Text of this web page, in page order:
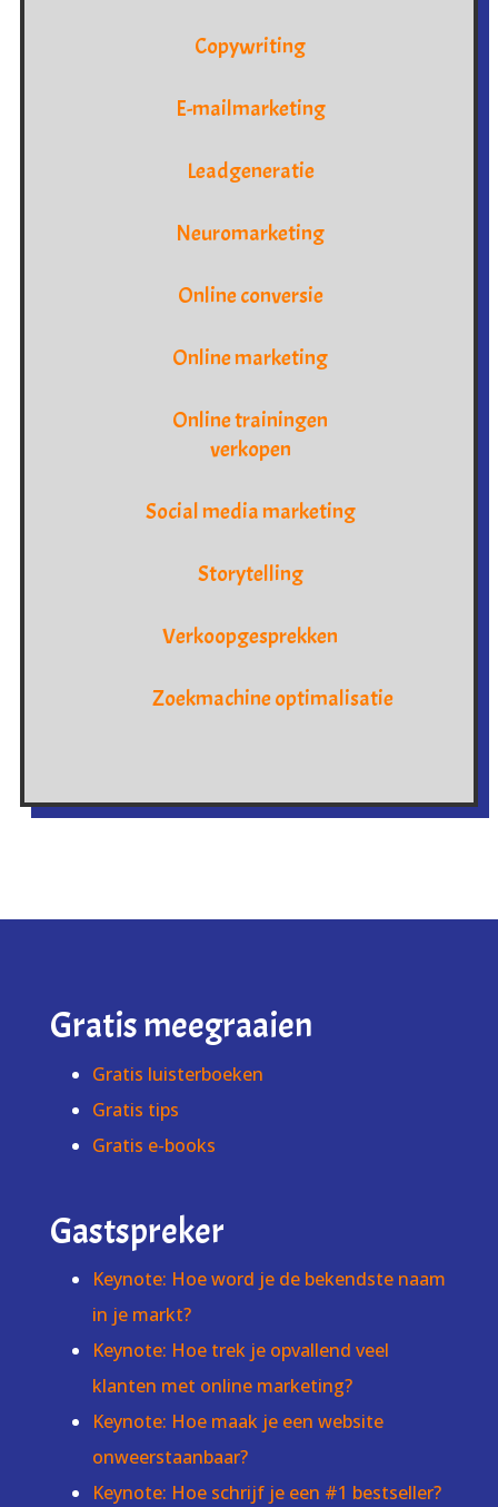
Copywriting
E-mailmarketing
Leadgeneratie
Neuromarketing
Online conversie
Online marketing
Online trainingen
verkopen
Social media marketing
Storytelling
Verkoopgesprekken
Zoekmachine optimalisatie
Gratis meegraaien
Gratis luisterboeken
Gratis tips
Gratis e-books
Gastspreker
Keynote: Hoe word je de bekendste naam
in je markt?
Keynote: Hoe trek je opvallend veel
klanten met online marketing?
Keynote: Hoe maak je een website
onweerstaanbaar?
Keynote: Hoe schrijf je een #1 bestseller?